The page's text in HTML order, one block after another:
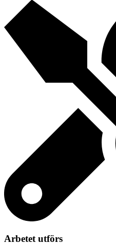
Arbetet utförs